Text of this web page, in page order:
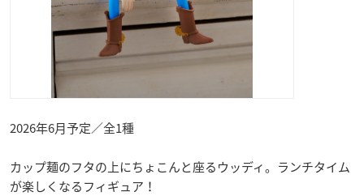
2026年6月予定／全1種
カップ麺のフタの上にちょこんと座るウッディ。ランチタイム
が楽しくなるフィギュア！